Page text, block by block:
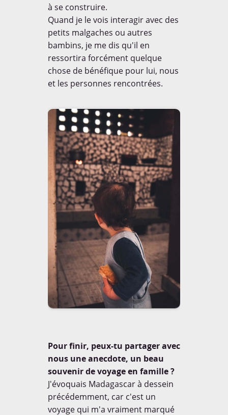
à se construire.
Quand je le vois interagir avec des
petits malgaches ou autres
bambins, je me dis qu'il en
ressortira forcément quelque
chose de bénéfique pour lui, nous
et les personnes rencontrées.
Pour finir, peux-tu partager avec
nous une anecdote, un beau
souvenir de voyage en famille ?
J'évoquais Madagascar à dessein
précédemment, car c'est un
voyage qui m'a vraiment marqué